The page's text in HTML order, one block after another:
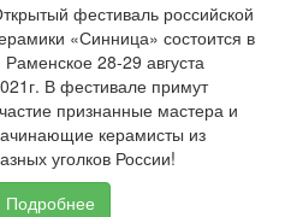
фестиваль российской
«Синница» состоится в
Раменское 28-29 августа
В фестивале примут
признанные мастера и
керамисты из
уголков России!
Подробнее